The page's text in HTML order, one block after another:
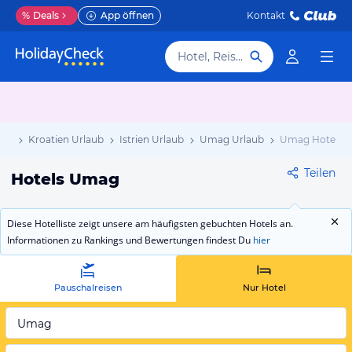
% Deals App öffnen Kontakt
Hotel, Reiseziel
Kroatien Urlaub Istrien Urlaub Umag Urlaub Umag Hotels
Hotels Umag Teilen
Diese Hotelliste zeigt unsere am häufigsten gebuchten Hotels an.
Informationen zu Rankings und Bewertungen findest Du hier
Pauschalreisen Nur Hotel
Umag